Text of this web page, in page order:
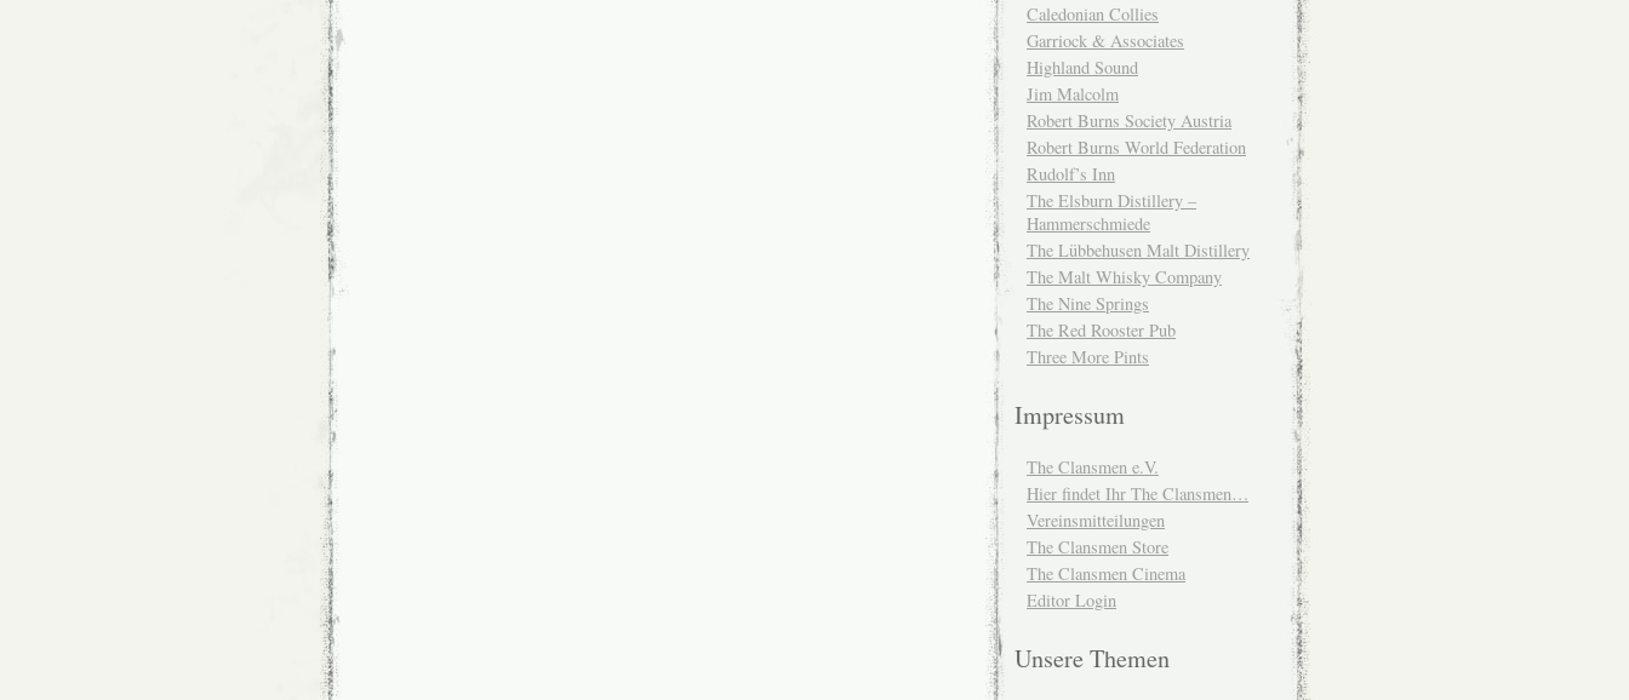
Caledonian Collies
Garriock & Associates
Highland Sound
Jim Malcolm
Robert Burns Society Austria
Robert Burns World Federation
Rudolf’s Inn
The Elsburn Distillery –
Hammerschmiede
The Lübbehusen Malt Distillery
The Malt Whisky Company
The Nine Springs
The Red Rooster Pub
Three More Pints
Impressum
The Clansmen e.V.
Hier findet Ihr The Clansmen…
Vereinsmitteilungen
The Clansmen Store
The Clansmen Cinema
Editor Login
Unsere Themen